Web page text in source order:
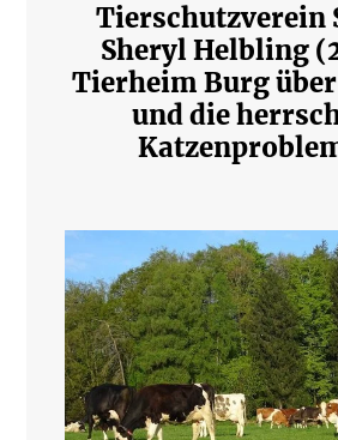
Tierschutzverein
Sheryl Helbling
Tierheim Burg
und die